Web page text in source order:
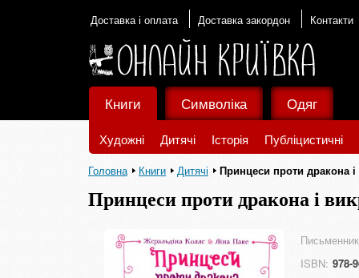
Доставка і оплата Доставка закордон Контакти
Книги
Художні Дитячі Історія Публіцистичні
Символіка Одяг
Головна Книги Дитячі Принцеси проти дракона і
Принцеси проти дракона і
ISBN: 978-